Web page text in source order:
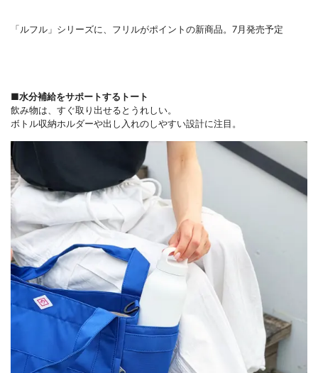
「ルフル」シリーズに、フリルがポイントの新商品。7月発売予定
■水分補給をサポートするトート
飲み物は、すぐ取り出せるとうれしい。
ボトル収納ホルダーや出し入れのしやすい設計に注目。